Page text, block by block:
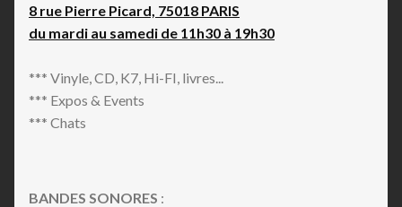
8 rue Pierre Picard, 75018 PARIS
du mardi au samedi de 11h30 à 19h30
*** Vinyle, CD, K7, Hi-FI, livres...
*** Expos & Events
*** Chats
BANDES SONORES :